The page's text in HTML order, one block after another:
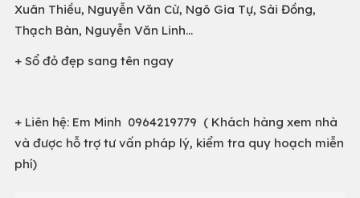
Xuân Thiều, Nguyễn Văn Cừ, Ngô Gia Tự, Sài Đồng,
Thạch Bàn, Nguyễn Văn Linh…
+ Sổ đỏ đẹp sang tên ngay
+ Liên hệ: Em Minh 0964219779 ( Khách hàng xem nhà
và được hỗ trợ tư vấn pháp lý, kiểm tra quy hoạch miễn
phí)